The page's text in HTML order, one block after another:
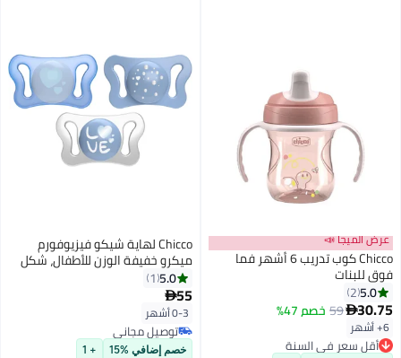
عرض الميجا 📣
Chicco كوب تدريب 6 أشهر فما
فوق للبنات
5.0
2
30.75
59 خصم 47%
6+ أشهر أقل سعر في السنة
توصيل مجاني
Chicco لهاية شيكو فيزيوفورم
ميكرو خفيفة الوزن للأطفال، شكل
فاتح
5.0
1
55
0-3 أشهر
توصيل مجاني
توصيل مجاني
خصم إضافي %15 + 1